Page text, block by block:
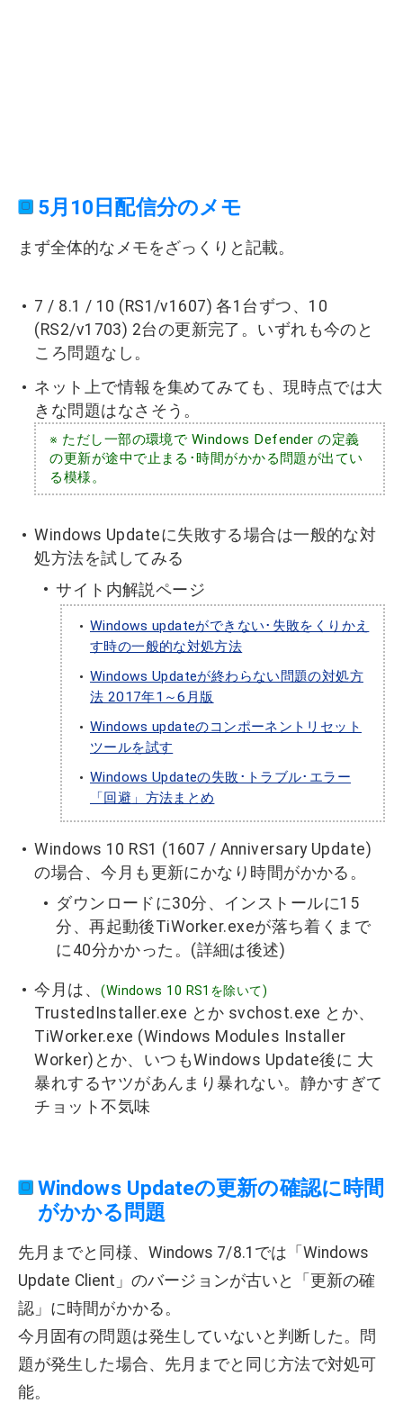
5月10日配信分のメモ
まず全体的なメモをざっくりと記載。
7 / 8.1 / 10 (RS1/v1607) 各1台ずつ、10
(RS2/v1703) 2台の更新完了。いずれも今のと
ころ問題なし。
ネット上で情報を集めてみても、現時点では大
きな問題はなさそう。
※ ただし一部の環境で Windows Defender の定義
の更新が途中で止まる･時間がかかる問題が出てい
る模様。
Windows Updateに失敗する場合は一般的な対
処方法を試してみる
サイト内解説ページ
Windows updateができない･失敗をくりかえ
す時の一般的な対処方法
Windows Updateが終わらない問題の対処方
法 2017年1～6月版
Windows updateのコンポーネントリセット
ツールを試す
Windows Updateの失敗･トラブル･エラー
「回避」方法まとめ
Windows 10 RS1 (1607 / Anniversary Update)
の場合、今月も更新にかなり時間がかかる。
ダウンロードに30分、インストールに15
分、再起動後TiWorker.exeが落ち着くまで
に40分かかった。(詳細は後述)
今月は、(Windows 10 RS1を除いて)
TrustedInstaller.exe とか svchost.exe とか、
TiWorker.exe (Windows Modules Installer
Worker)とか、いつもWindows Update後に 大
暴れするヤツがあんまり暴れない。静かすぎて
チョット不気味
Windows Updateの更新の確認に時間
がかかる問題
先月までと同様、Windows 7/8.1では「Windows
Update Client」のバージョンが古いと「更新の確
認」に時間がかかる。
今月固有の問題は発生していないと判断した。問
題が発生した場合、先月までと同じ方法で対処可
能。